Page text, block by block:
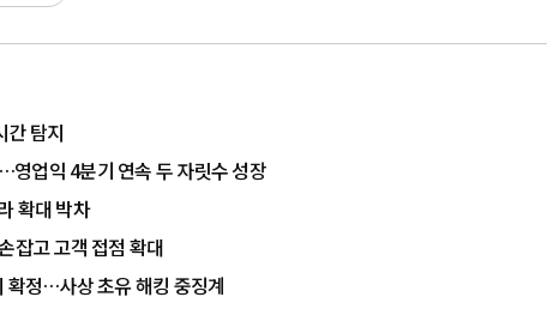
간 탐지
업익 4분기 연속 두 자릿수 성장
확대 박차
잡고 고객 접점 확대
정…사상 초유 해킹 중징계